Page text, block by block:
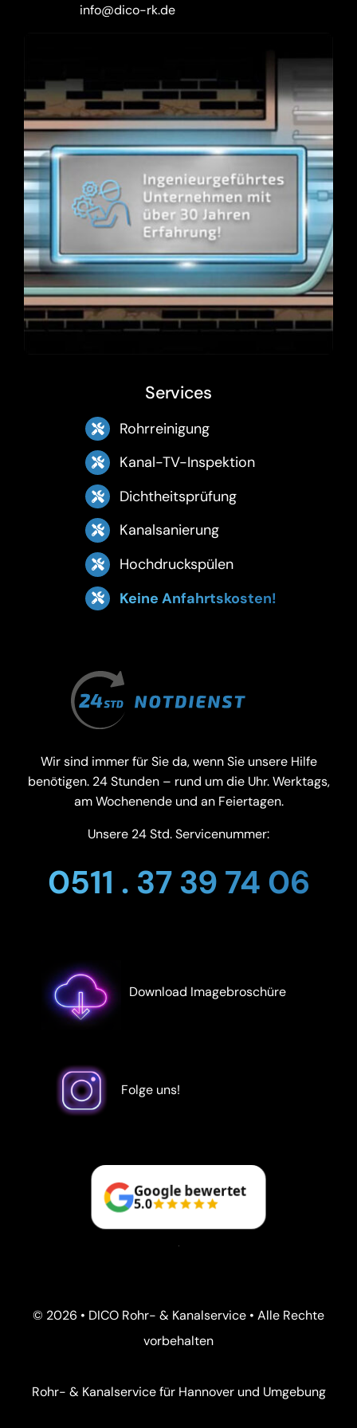
info@dico-rk.de
Services
Rohrreinigung
Kanal-TV-Inspektion
Dichtheitsprüfung
Kanalsanierung
Hochdruckspülen
Keine Anfahrtskosten!
Wir sind immer für Sie da, wenn Sie unsere Hilfe
benötigen. 24 Stunden – rund um die Uhr. Werktags,
am Wochenende und an Feiertagen.
Unsere 24 Std. Servicenummer:
0511 . 37 39 74 06
Download Imagebroschüre
Folge uns!
Google bewertet
5.0
© 2026 • DICO Rohr- & Kanalservice • Alle Rechte
vorbehalten
Rohr- & Kanalservice für Hannover und Umgebung